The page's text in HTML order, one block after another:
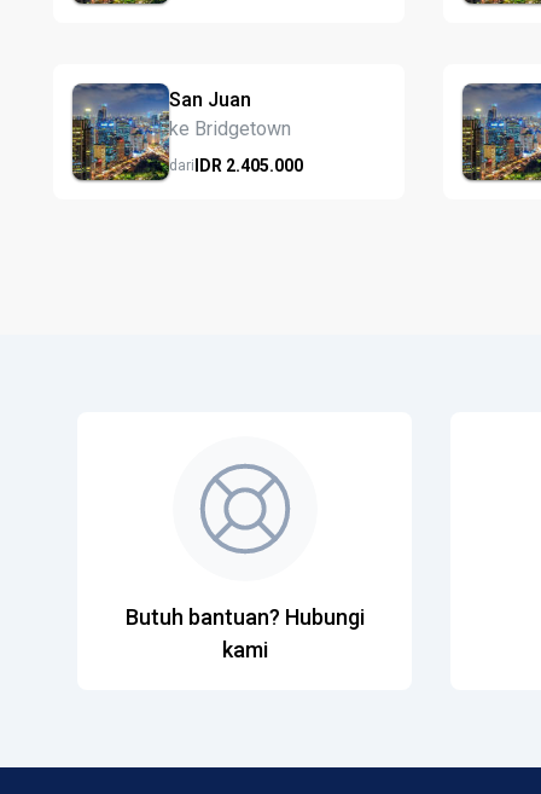
San Juan
ke Bridgetown
dariIDR 2.405.000
Butuh bantuan? Hubungi
kami